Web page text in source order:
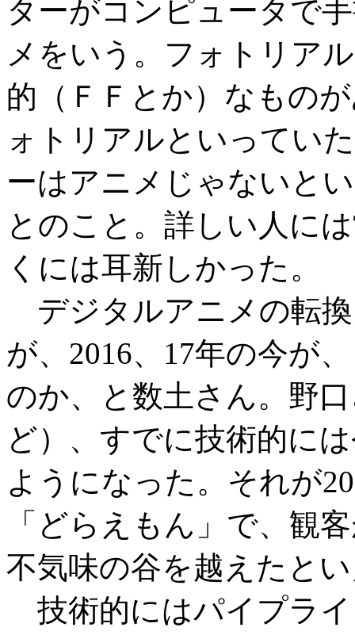
ターがコンピュータで
メをいう。フォトリア
的（ＦＦとか）なもの
ォトリアルといってい
ーはアニメじゃないと
とのこと。詳しい人に
くには耳新しかった。
デジタルアニメの転
が、2016、17年の今が
のか、と数土さん。野
ど）、すでに技術的に
ようになった。それが
「どらえもん」で、観
不気味の谷を越えたと
技術的にはパイプラ